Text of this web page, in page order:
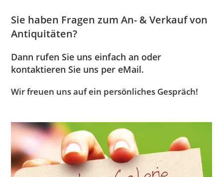
Sie haben Fragen zum An- & Verkauf von
Antiquitäten?
Dann rufen Sie uns einfach an oder
kontaktieren Sie uns per eMail.
Wir freuen uns auf ein persönliches Gespräch!